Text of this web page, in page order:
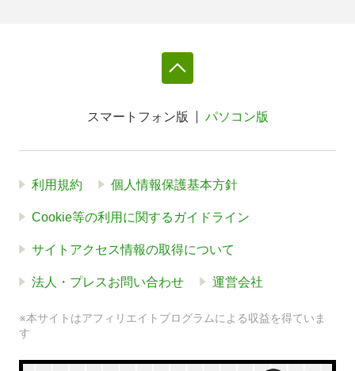
スマートフォン版 パソコン版
利用規約 個人情報保護基本方針
Cookie等の利用に関するガイドライン
サイトアクセス情報の取得について
法人・プレスお問い合わせ 運営会社
※本サイトはアフィリエイトプログラムによる収益を得ていま
す